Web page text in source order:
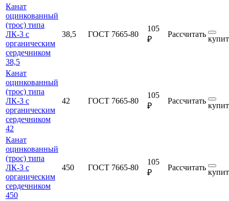
Канат
оцинкованный
(трос) типа
ЛК-3 с
органическим
сердечником
38,5
38,5 ГОСТ 7665-80
105
₽
Рассчитать
Канат
оцинкованный
(трос) типа
ЛК-3 с
органическим
сердечником
42
42 ГОСТ 7665-80
105
₽
Рассчитать
Канат
оцинкованный
(трос) типа
ЛК-3 с
органическим
сердечником
450
450 ГОСТ 7665-80
105
₽
Рассчитать